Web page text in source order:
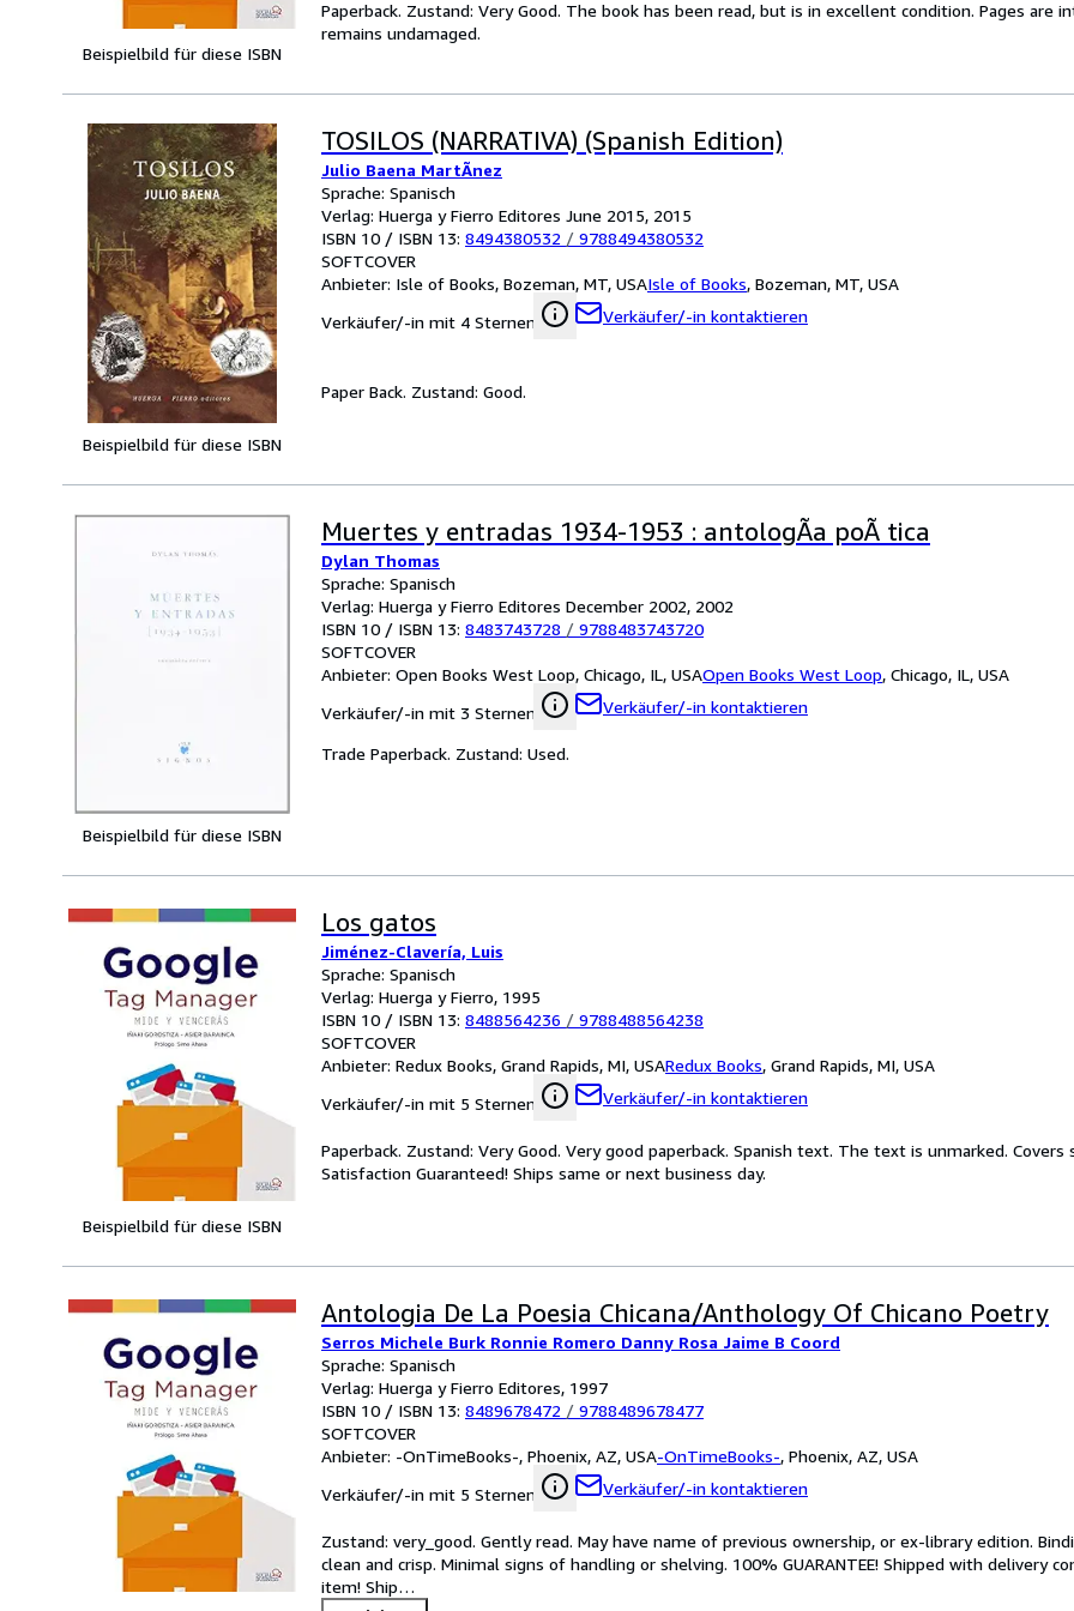
Beispielbild für diese ISBN
Paperback. Zustand: Very Good. The book has been read, but is in excellent condition. Pages
remains undamaged.
Beispielbild für diese ISBN
TOSILOS (NARRATIVA) (Spanish Edition)
Julio Baena MartÃnez
Sprache: Spanisch
Verlag: Huerga y Fierro Editores June 2015, 2015
ISBN 10 / ISBN 13: 8494380532 / 9788494380532
SOFTCOVER
Anbieter: Isle of Books, Bozeman, MT, USAIsle of Books, Bozeman, MT, USA
Verkäufer/-in mit 4 Sternen
Verkäufer/-in kontaktieren
Paper Back. Zustand: Good.
Beispielbild für diese ISBN
Muertes y entradas 1934-1953 : antologÃa poÃ tica
Dylan Thomas
Sprache: Spanisch
Verlag: Huerga y Fierro Editores December 2002, 2002
ISBN 10 / ISBN 13: 8483743728 / 9788483743720
SOFTCOVER
Anbieter: Open Books West Loop, Chicago, IL, USAOpen Books West Loop, Chicago, IL, USA
Verkäufer/-in mit 3 Sternen
Verkäufer/-in kontaktieren
Trade Paperback. Zustand: Used.
Beispielbild für diese ISBN
Los gatos
Jiménez-Clavería, Luis
Sprache: Spanisch
Verlag: Huerga y Fierro, 1995
ISBN 10 / ISBN 13: 8488564236 / 9788488564238
SOFTCOVER
Anbieter: Redux Books, Grand Rapids, MI, USARedux Books, Grand Rapids, MI, USA
Verkäufer/-in mit 5 Sternen
Verkäufer/-in kontaktieren
Paperback. Zustand: Very Good. Very good paperback. Spanish text. The text is unmarked.
Satisfaction Guaranteed! Ships same or next business day.
Antologia De La Poesia Chicana/Anthology Of Chicano Poetry
Serros Michele Burk Ronnie Romero Danny Rosa Jaime B Coord
Sprache: Spanisch
Verlag: Huerga y Fierro Editores, 1997
ISBN 10 / ISBN 13: 8489678472 / 9788489678477
SOFTCOVER
Anbieter: -OnTimeBooks-, Phoenix, AZ, USA-OnTimeBooks-, Phoenix, AZ, USA
Verkäufer/-in mit 5 Sternen
Verkäufer/-in kontaktieren
Zustand: very_good. Gently read. May have name of previous ownership, or ex-library edition.
clean and crisp. Minimal signs of handling or shelving. 100% GUARANTEE! Shipped with
item! Ship…